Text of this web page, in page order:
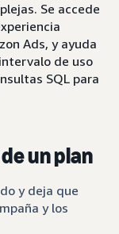
Se accede
Ads, y ayuda
de uso
SQL para
un plan
y deja que
y los